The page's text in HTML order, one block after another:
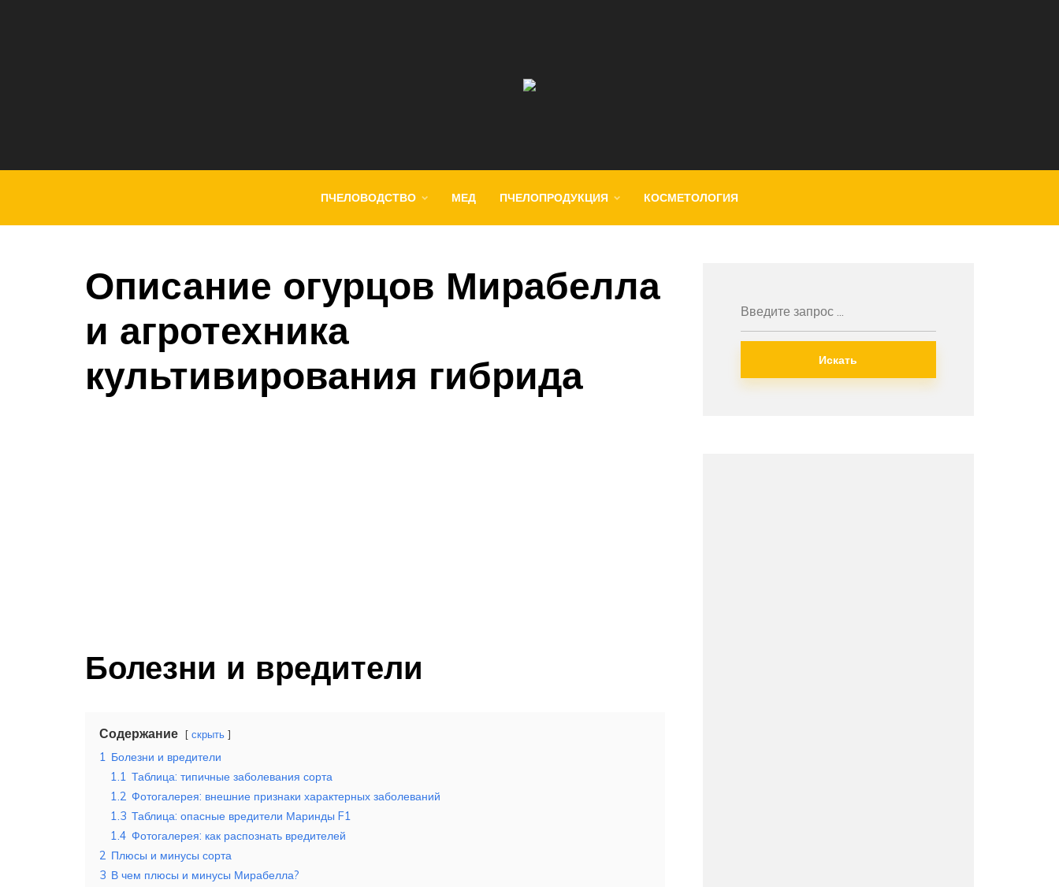
ПЧЕЛОВОДСТВО МЕД ПЧЕЛОПРОДУКЦИЯ КОСМЕТОЛОГИЯ
Описание огурцов Мирабелла
и агротехника
культивирования гибрида
Болезни и вредители
Содержание скрыть
1 Болезни и вредители
1.1 Таблица: типичные заболевания сорта
1.2 Фотогалерея: внешние признаки характерных заболеваний
1.3 Таблица: опасные вредители Маринды F1
1.4 Фотогалерея: как распознать вредителей
2 Плюсы и минусы сорта
3 В чем плюсы и минусы Мирабелла?
Искать